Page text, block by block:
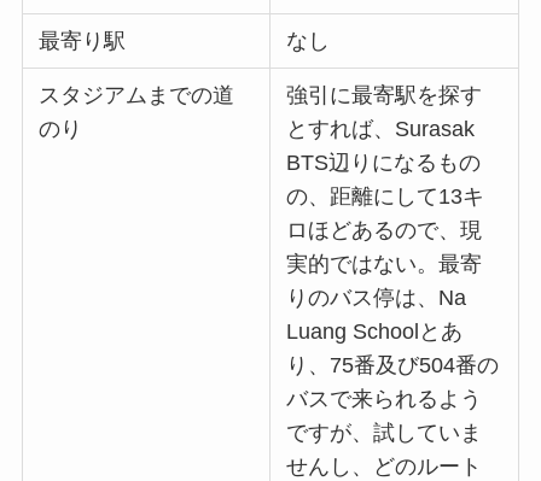
最寄り駅 なし
スタジアムまでの道
のり
強引に最寄駅を探す
とすれば、Surasak
BTS辺りになるもの
の、距離にして13キ
ロほどあるので、現
実的ではない。最寄
りのバス停は、Na
Luang Schoolとあ
り、75番及び504番の
バスで来られるよう
ですが、試していま
せんし、どのルート